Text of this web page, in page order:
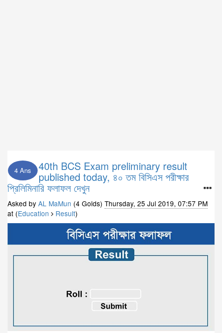
4 Ans 40th BCS Exam preliminary result
published today, ৪০ তম বিসিএস পরীক্ষার
প্রিলিমিনারি ফলাফল দেখুন
Asked by AL MaMun (4 Golds) Thursday, 25 Jul 2019, 07:57 PM
at (Education Result)